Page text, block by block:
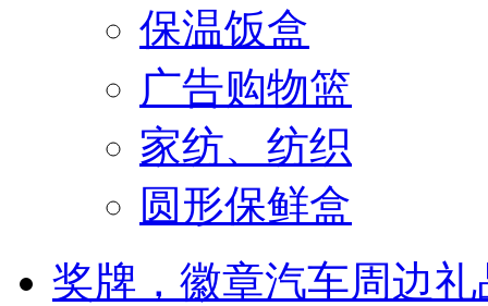
保温饭盒
广告购物篮
家纺、纺织
圆形保鲜盒
奖牌，徽章汽车周边礼